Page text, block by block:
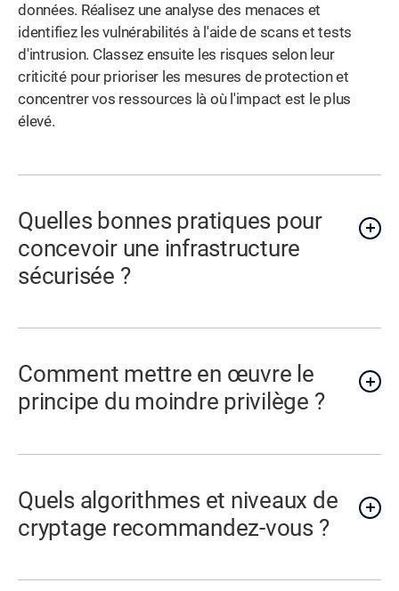
données. Réalisez une analyse des menaces et
identifiez les vulnérabilités à l'aide de scans et tests
d'intrusion. Classez ensuite les risques selon leur
criticité pour prioriser les mesures de protection et
concentrer vos ressources là où l'impact est le plus
élevé.
Quelles bonnes pratiques pour
concevoir une infrastructure
sécurisée ?
Comment mettre en œuvre le
principe du moindre privilège ?
Quels algorithmes et niveaux de
cryptage recommandez-vous ?